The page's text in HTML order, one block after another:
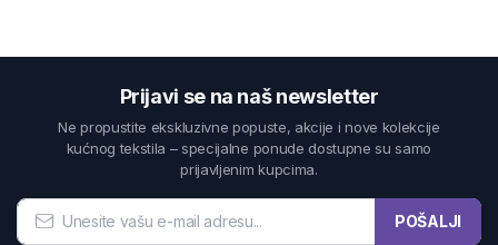
Prijavi se na naš newsletter
Ne propustite ekskluzivne popuste, akcije i nove kolekcije
kućnog tekstila – specijalne ponude dostupne su samo
prijavljenim kupcima.
POŠALJI